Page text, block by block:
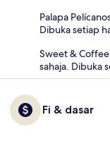
Palapa
Dibuka setiap
Sweet &
sahaja. Dibuka
Fi & dasar